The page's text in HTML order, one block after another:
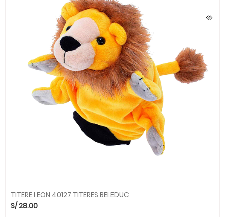
TITERE LEON 40127 TITERES BELEDUC
S/28.00